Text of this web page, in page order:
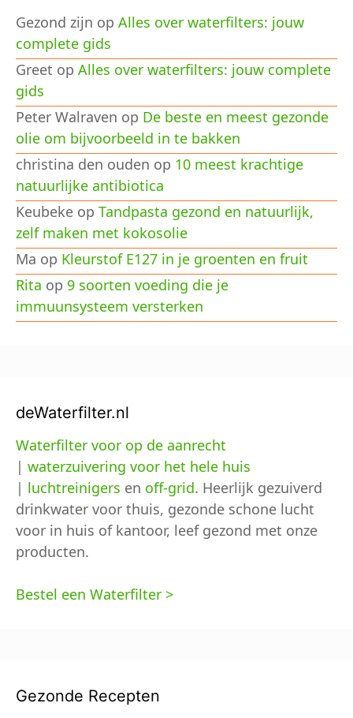
Gezond zijn op Alles over waterfilters: jouw
complete gids
Greet op Alles over waterfilters: jouw complete
gids
Peter Walraven op De beste en meest gezonde
olie om bijvoorbeeld in te bakken
christina den ouden op 10 meest krachtige
natuurlijke antibiotica
Keubeke op Tandpasta gezond en natuurlijk,
zelf maken met kokosolie
Ma op Kleurstof E127 in je groenten en fruit
Rita op 9 soorten voeding die je
immuunsysteem versterken
deWaterfilter.nl
Waterfilter voor op de aanrecht
| waterzuivering voor het hele huis
| luchtreinigers en off-grid. Heerlijk gezuiverd
drinkwater voor thuis, gezonde schone lucht
voor in huis of kantoor, leef gezond met onze
producten.
Bestel een Waterfilter >
Gezonde Recepten